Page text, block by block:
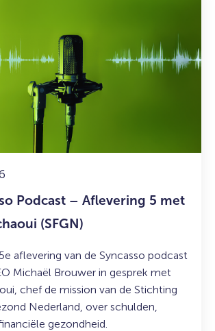
Podcast – Aflevering 5 met
(SFGN)
aflevering van de Syncasso podcast
Michaël Brouwer in gesprek met
chef de mission van de Stichting
Nederland, over schulden,
gezondheid.